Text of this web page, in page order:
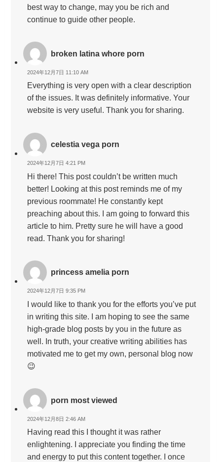
best way to change, may you be rich and
continue to guide other people.
broken latina whore porn
2024年12月7日 11:10 AM
Everything is very open with a clear description
of the issues. It was definitely informative. Your
website is very useful. Thank you for sharing.
celestia vega porn
2024年12月7日 4:21 PM
Hi there! This post couldn’t be written much
better! Looking at this post reminds me of my
previous roommate! He constantly kept
preaching about this. I am going to forward this
article to him. Pretty sure he will have a good
read. Thank you for sharing!
princess amelia porn
2024年12月7日 9:35 PM
I would like to thank you for the efforts you’ve put
in writing this site. I am hoping to see the same
high-grade blog posts by you in the future as
well. In truth, your creative writing abilities has
motivated me to get my own, personal blog now
😉
porn most viewed
2024年12月8日 2:46 AM
Having read this I thought it was rather
enlightening. I appreciate you finding the time
and energy to put this content together. I once